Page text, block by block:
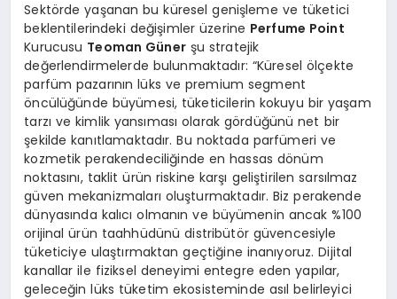
Sektörde yaşanan bu küresel genişleme ve tüketici
beklentilerindeki değişimler üzerine Perfume Point
Kurucusu Teoman Günerşu stratejik
değerlendirmelerde bulunmaktadır: “Küresel ölçekte
parfüm pazarının lüks ve premium segment
öncülüğünde büyümesi, tüketicilerin kokuyu bir yaşam
tarzı ve kimlik yansıması olarak gördüğünü net bir
şekilde kanıtlamaktadır. Bu noktada parfümeri ve
kozmetik perakendeciliğinde en hassas dönüm
noktasını, taklit ürün riskine karşı geliştirilen sarsılmaz
güven mekanizmaları oluşturmaktadır. Biz perakende
dünyasında kalıcı olmanın ve büyümenin ancak %100
orijinal ürün taahhüdünü distribütör güvencesiyle
tüketiciye ulaştırmaktan geçtiğine inanıyoruz. Dijital
kanallar ile fiziksel deneyimi entegre eden yapılar,
geleceğin lüks tüketim ekosisteminde asıl belirleyici